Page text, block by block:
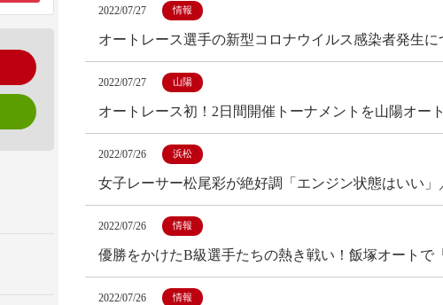
2022/07/27 情報
オートレース選手の新型コロナウイルス感染者発生に
2022/07/27 山陽
オートレース初！2日間開催トーナメントを山陽オー
2022/07/26 浜松
女子レーサー松尾彩が絶好調「エンジン状態はいい」
2022/07/26 情報
優勝をかけたB級選手たちの熱き戦い！飯塚オートで
2022/07/26 情報